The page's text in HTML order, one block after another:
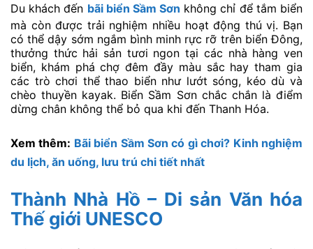
Du khách đến bãi biển Sầm Sơn không chỉ để tắm biển
mà còn được trải nghiệm nhiều hoạt động thú vị. Bạn
có thể dậy sớm ngắm bình minh rực rỡ trên biển Đông,
thưởng thức hải sản tươi ngon tại các nhà hàng ven
biển, khám phá chợ đêm đầy màu sắc hay tham gia
các trò chơi thể thao biển như lướt sóng, kéo dù và
chèo thuyền kayak. Biển Sầm Sơn chắc chắn là điểm
dừng chân không thể bỏ qua khi đến Thanh Hóa.
Xem thêm: Bãi biển Sầm Sơn có gì chơi? Kinh nghiệm
du lịch, ăn uống, lưu trú chi tiết nhất
Thành Nhà Hồ – Di sản Văn hóa
Thế giới UNESCO